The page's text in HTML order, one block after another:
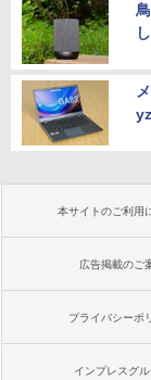
本サイトのご利用
広告掲載のご
プライバシーポ
インプレスグ